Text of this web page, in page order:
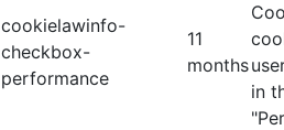
cookielawinfo-
checkbox-
performance
11
months
in